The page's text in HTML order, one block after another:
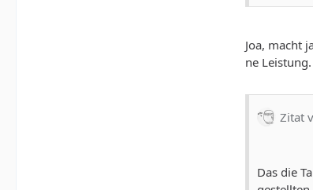
Joa, macht
ne Leistung.
Zitat
Das die